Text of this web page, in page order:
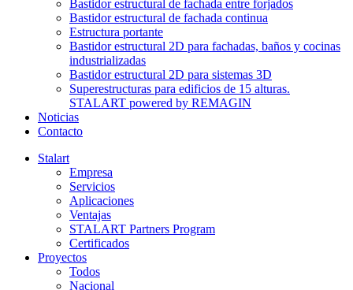
Bastidor estructural de fachada entre forjados
Bastidor estructural de fachada continua
Estructura portante
Bastidor estructural 2D para fachadas, baños y cocinas
industrializadas
Bastidor estructural 2D para sistemas 3D
Superestructuras para edificios de 15 alturas.
STALART powered by REMAGIN
Noticias
Contacto
Stalart
Empresa
Servicios
Aplicaciones
Ventajas
STALART Partners Program
Certificados
Proyectos
Todos
Nacional